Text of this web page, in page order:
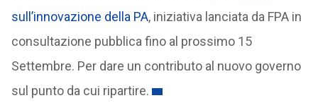
sull’innovazione della PA, iniziativa lanciata da FPA in
consultazione pubblica fino al prossimo 15
Settembre. Per dare un contributo al nuovo governo
sul punto da cui ripartire.